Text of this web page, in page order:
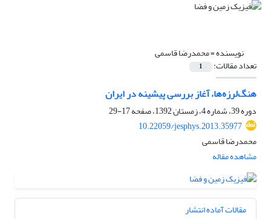
نویسنده =محمدرضا قاسمی
تعداد مقالات: 1
هنگ‌لرزه‌ها، آغاز بررسی پیشینه در ایران
دوره 39، شماره 4، زمستان 1392، صفحه
17-29
10.22059/jesphys.2013.35977
محمدرضا قاسمی
مشاهده مقاله
مقالات آماده انتشار